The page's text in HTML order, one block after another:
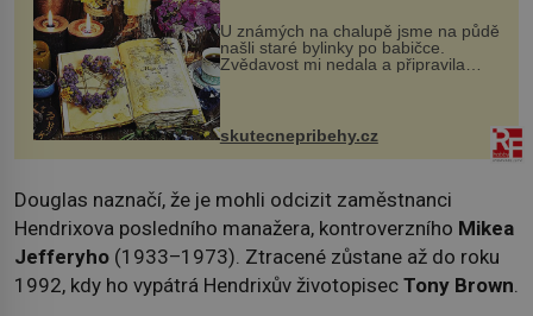
U známých na chalupě jsme na půdě
našli staré bylinky po babičce.
Zvědavost mi nedala a připravila
jsem si z nich lektvar… Zimní pobyt
na chalupě se pro mě vlastní vinou
změnil v děsivý zážitek, na kt...
skutecnepribehy.cz
Douglas naznačí, že je mohli odcizit zaměstnanci
Hendrixova posledního manažera, kontroverzního Mikea
Jefferyho (1933–1973). Ztracené zůstane až do roku
1992, kdy ho vypátrá Hendrixův životopisec Tony Brown.